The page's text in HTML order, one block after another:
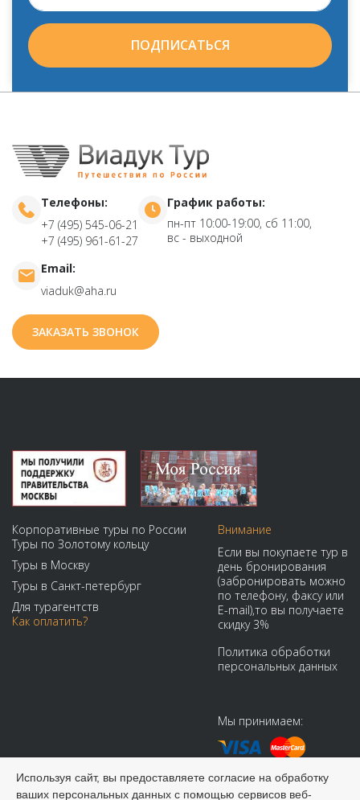
ПОДПИСАТЬСЯ
Телефоны:
+7 (495) 545-06-21
+7 (495) 961-61-27
График работы:
пн-пт 10:00-19:00, сб 11:00,
вс - выходной
Email:
viaduk@aha.ru
ЗАКАЗАТЬ ЗВОНОК
Корпоративные туры по России
Туры по Золотому кольцу
Туры в Москву
Туры в Санкт-петербург
Для турагентств
Как оплатить?
Внимание
Если вы покупаете тур в
день бронирования
(забронировать можно
по телефону, факсу или
E-mail),то вы получаете
скидку 3%
Политика обработки
персональных данных
Мы принимаем:
Используя сайт, вы предоставляете согласие на обработку
ваших персональных данных с помощью сервисов веб-